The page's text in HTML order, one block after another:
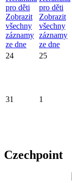
pro děti
Zobrazit
všechny
záznamy
ze dne
pro děti
Zobrazit
všechny
záznamy
ze dne
24 25
31 1
Czechpoint